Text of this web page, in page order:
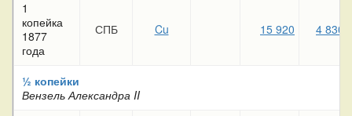
1
копейка
1877
года
СПБ Cu 15 920 4 830
½ копейки
Вензель Александра II